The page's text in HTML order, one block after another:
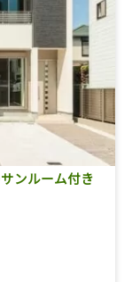
ンルーム付き